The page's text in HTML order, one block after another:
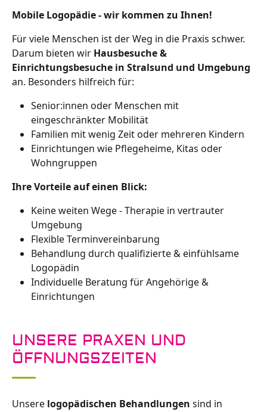
Mobile Logopädie - wir kommen zu Ihnen!
Für viele Menschen ist der Weg in die Praxis schwer.
Darum bieten wir Hausbesuche &
Einrichtungsbesuche in Stralsund und Umgebung
an. Besonders hilfreich für:
Senior:innen oder Menschen mit
eingeschränkter Mobilität
Familien mit wenig Zeit oder mehreren Kindern
Einrichtungen wie Pflegeheime, Kitas oder
Wohngruppen
Ihre Vorteile auf einen Blick:
Keine weiten Wege - Therapie in vertrauter
Umgebung
Flexible Terminvereinbarung
Behandlung durch qualifizierte & einfühlsame
Logopädin
Individuelle Beratung für Angehörige &
Einrichtungen
UNSERE PRAXEN UND
ÖFFNUNGSZEITEN
Unsere logopädischen Behandlungen sind in